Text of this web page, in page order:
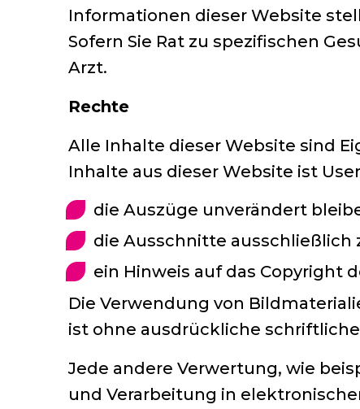
Informationen dieser Website
Sofern Sie Rat zu spezifischen
Arzt.
Rechte
Alle Inhalte dieser Website sind
Inhalte aus dieser Website ist
die Auszüge unverändert
die Ausschnitte
ein Hinweis auf das Copyright
Die Verwendung von
ist ohne ausdrückliche
Jede andere Verwertung, wie
und Verarbeitung in